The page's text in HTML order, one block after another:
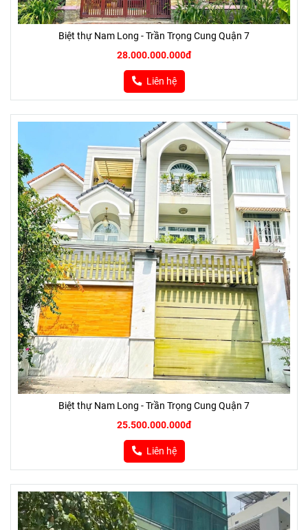
Biệt thự Nam Long - Trần Trọng Cung Quận 7
28.000.000.000đ
Liên hệ
Biệt thự Nam Long - Trần Trọng Cung Quận 7
25.500.000.000đ
Liên hệ